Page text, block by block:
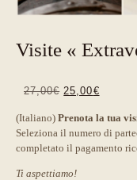
Visite «
27,00€ Le
initial
était :
25,00€Le
actuel
est :
(Italiano) Prenota la tua
Seleziona il numero di
completato il pagamento
Ti aspettiamo!